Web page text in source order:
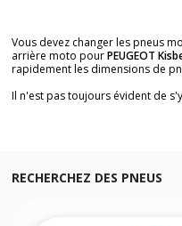
Vous devez changer les pneus
arrière moto pourPEUGEOT
rapidement les dimensions de
Il n'est pas toujours évident de
Vous ne savez pas comment
facilement.
RECHERCHEZ DES PNEUS